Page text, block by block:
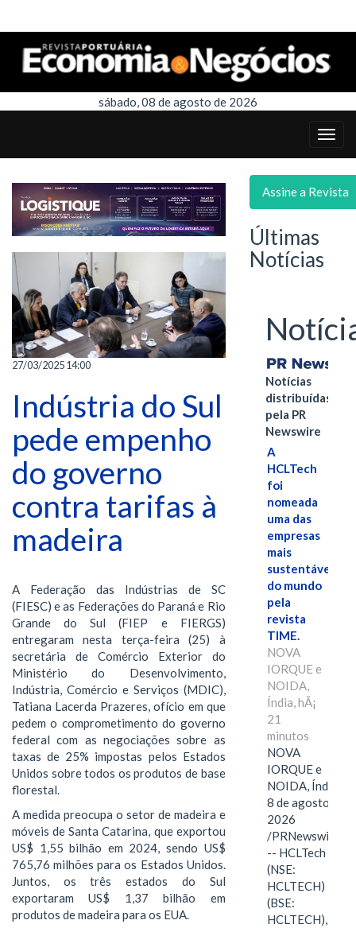
sábado, 08 de agosto de 2026
27/03/2025 14:00
Indústria do Sul
pede empenho
do governo
contra tarifas à
madeira
A Federação das Indústrias de SC
(FIESC) e as Federações do Paraná e Rio
Grande do Sul (FIEP e FIERGS)
entregaram nesta terça-feira (25) à
secretária de Comércio Exterior do
Ministério do Desenvolvimento,
Indústria, Comércio e Serviços (MDIC),
Tatiana Lacerda Prazeres, ofício em que
pedem o comprometimento do governo
federal com as negociações sobre as
taxas de 25% impostas pelos Estados
Unidos sobre todos os produtos de base
florestal.
A medida preocupa o setor de madeira e
móveis de Santa Catarina, que exportou
US$ 1,55 bilhão em 2024, sendo US$
765,76 milhões para os Estados Unidos.
Juntos, os três estados do Sul
exportaram US$ 1,37 bilhão em
produtos de madeira para os EUA.
Assine a Revista
Últimas
Notícias
Notícias
distribuídas
pela PR
Newswire
A
HCLTech
foi
nomeada
uma das
empresas
mais
sustentáveis
do mundo
pela
revista
TIME.
NOVA
IORQUE e
NOIDA,
Índia, hÃ¡
21
minutos
NOVA
IORQUE e
NOIDA, Índia,
8 de agosto de
2026
/PRNewswire/
-- HCLTech
(NSE:
HCLTECH)
(BSE:
HCLTECH),